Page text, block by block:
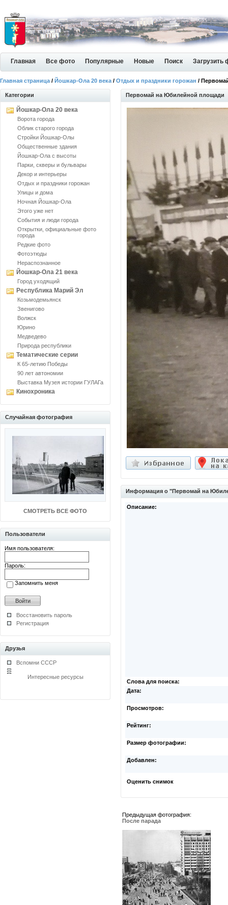
Главная Все фото Популярные Новые Поиск Загрузить
Главная страница / Йошкар-Ола 20 века / Отдых и праздники горожан /
Категории
Йошкар-Ола 20 века
Ворота города
Облик старого города
Стройки Йошкар-Олы
Общественные здания
Йошкар-Ола с высоты
Парки, скверы и бульвары
Декор и интерьеры
Отдых и праздники горожан
Улицы и дома
Ночная Йошкар-Ола
Этого уже нет
События и люди города
Открытки, официальные фото
города
Редкие фото
Фотоэтюды
Нераспознанное
Йошкар-Ола 21 века
Город уходящий
Республика Марий Эл
Козьмодемьянск
Звенигово
Волжск
Юрино
Медведево
Природа республики
Тематические серии
К 65-летию Победы
90 лет автономии
Выставка Музея истории ГУЛАГа
Кинохроника
Случайная фотография
СМОТРЕТЬ ВСЕ ФОТО
Пользователи
Имя пользователя:
Пароль:
Запомнить меня
Восстановить пароль
Регистрация
Друзья
Вспомни СССР
Интересные ресурсы
Первомай на Юбилейной площади
Информация о "Первомай на
Описание:
Слова для поиска:
Дата:
Просмотров:
Рейтинг:
Размер фотографии:
Добавлен:
Оценить снимок
Предыдущая фотография:
После парада